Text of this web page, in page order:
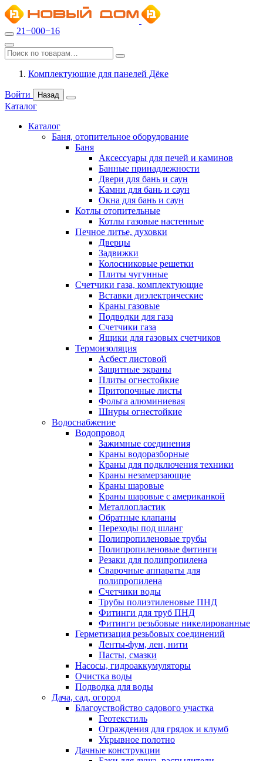
21−000−16
Комплектующие для панелей Дёке
Войти Назад
Каталог
Каталог
Баня, отопительное оборудование
Баня
Аксессуары для печей и каминов
Банные принадлежности
Двери для бань и саун
Камни для бань и саун
Окна для бань и саун
Котлы отопительные
Котлы газовые настенные
Печное литье, духовки
Дверцы
Задвижки
Колосниковые решетки
Плиты чугунные
Счетчики газа, комплектующие
Вставки диэлектрические
Краны газовые
Подводки для газа
Счетчики газа
Ящики для газовых счетчиков
Термоизоляция
Асбест листовой
Защитные экраны
Плиты огнестойкие
Притопочные листы
Фольга алюминиевая
Шнуры огнестойкие
Водоснабжение
Водопровод
Зажимные соединения
Краны водоразборные
Краны для подключения техники
Краны незамерзающие
Краны шаровые
Краны шаровые с американкой
Металлопластик
Обратные клапаны
Переходы под шланг
Полипропиленовые трубы
Полипропиленовые фитинги
Резаки для полипропилена
Сварочные аппараты для
полипропилена
Счетчики воды
Трубы полиэтиленовые ПНД
Фитинги для труб ПНД
Фитинги резьбовые никелированные
Герметизация резьбовых соединений
Ленты-фум, лен, нити
Пасты, смазки
Насосы, гидроаккумуляторы
Очистка воды
Подводка для воды
Дача, сад, огород
Благоуствойство садового участка
Геотекстиль
Ограждения для грядок и клумб
Укрывное полотно
Дачные конструкции